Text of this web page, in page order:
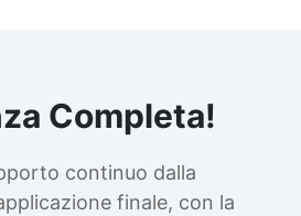
Completa!
continuo dalla
finale, con la